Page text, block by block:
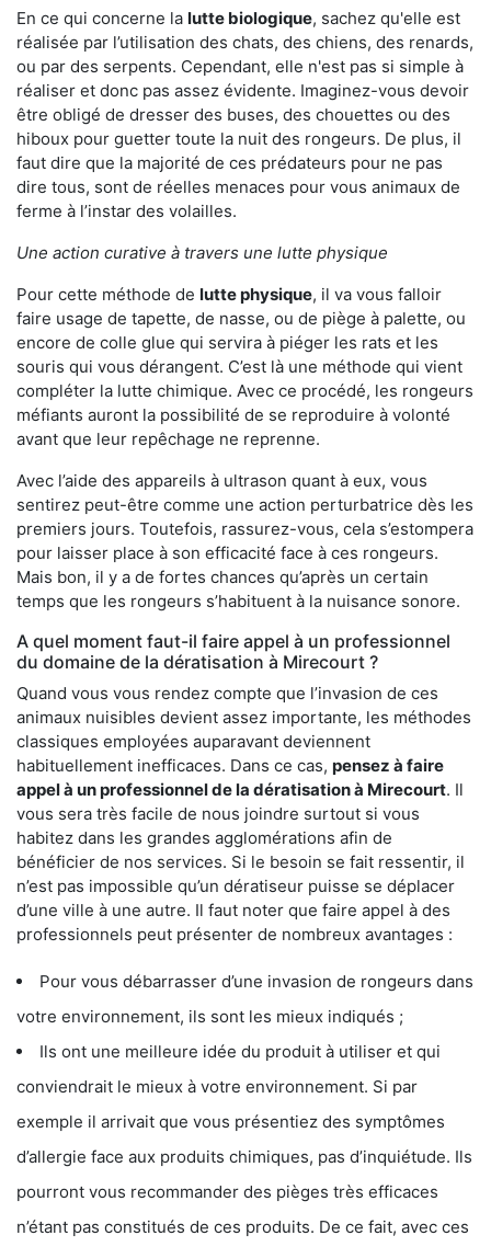
En ce qui concerne la lutte biologique, sachez qu'elle est
réalisée par l’utilisation des chats, des chiens, des renards,
ou par des serpents. Cependant, elle n'est pas si simple à
réaliser et donc pas assez évidente. Imaginez-vous devoir
être obligé de dresser des buses, des chouettes ou des
hiboux pour guetter toute la nuit des rongeurs. De plus, il
faut dire que la majorité de ces prédateurs pour ne pas
dire tous, sont de réelles menaces pour vous animaux de
ferme à l’instar des volailles.
Une action curative à travers une lutte physique
Pour cette méthode de lutte physique, il va vous falloir
faire usage de tapette, de nasse, ou de piège à palette, ou
encore de colle glue qui servira à piéger les rats et les
souris qui vous dérangent. C’est là une méthode qui vient
compléter la lutte chimique. Avec ce procédé, les rongeurs
méfiants auront la possibilité de se reproduire à volonté
avant que leur repêchage ne reprenne.
Avec l’aide des appareils à ultrason quant à eux, vous
sentirez peut-être comme une action perturbatrice dès les
premiers jours. Toutefois, rassurez-vous, cela s’estompera
pour laisser place à son efficacité face à ces rongeurs.
Mais bon, il y a de fortes chances qu’après un certain
temps que les rongeurs s’habituent à la nuisance sonore.
A quel moment faut-il faire appel à un professionnel
du domaine de la dératisation à Mirecourt ?
Quand vous vous rendez compte que l’invasion de ces
animaux nuisibles devient assez importante, les méthodes
classiques employées auparavant deviennent
habituellement inefficaces. Dans ce cas, pensez à faire
appel à un professionnel de la dératisation à Mirecourt. Il
vous sera très facile de nous joindre surtout si vous
habitez dans les grandes agglomérations afin de
bénéficier de nos services. Si le besoin se fait ressentir, il
n’est pas impossible qu’un dératiseur puisse se déplacer
d’une ville à une autre. Il faut noter que faire appel à des
professionnels peut présenter de nombreux avantages :
Pour vous débarrasser d’une invasion de rongeurs dans
votre environnement, ils sont les mieux indiqués ;
Ils ont une meilleure idée du produit à utiliser et qui
conviendrait le mieux à votre environnement. Si par
exemple il arrivait que vous présentiez des symptômes
d’allergie face aux produits chimiques, pas d’inquiétude. Ils
pourront vous recommander des pièges très efficaces
n’étant pas constitués de ces produits. De ce fait, avec ces